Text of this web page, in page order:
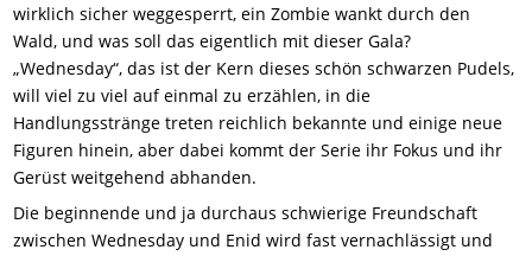
wirklich sicher weggesperrt, ein Zombie wankt durch den
Wald, und was soll das eigentlich mit dieser Gala?
„Wednesday“, das ist der Kern dieses schön schwarzen Pudels,
will viel zu viel auf einmal zu erzählen, in die
Handlungsstränge treten reichlich bekannte und einige neue
Figuren hinein, aber dabei kommt der Serie ihr Fokus und ihr
Gerüst weitgehend abhanden.
Die beginnende und ja durchaus schwierige Freundschaft
zwischen Wednesday und Enid wird fast vernachlässigt und